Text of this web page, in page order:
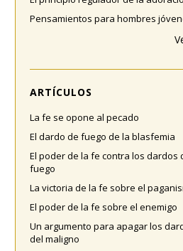
Pensamientos para hombres
ARTÍCULOS
La fe se opone al pecado
El dardo de fuego de la blasfemia
El poder de la fe contra los dardos
fuego
La victoria de la fe sobre el
El poder de la fe sobre el enemigo
Un argumento para apagar los
del maligno